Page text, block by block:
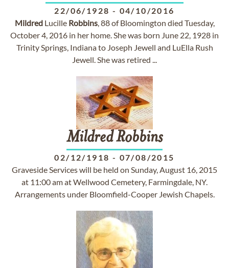
22/06/1928 - 04/10/2016
MildredLucille Robbins, 88 of Bloomington died Tuesday,
October 4, 2016 in her home. She was born June 22, 1928 in
Trinity Springs, Indiana to Joseph Jewell and LuElla Rush
Jewell. She was retired ...
MildredRobbins
02/12/1918 - 07/08/2015
Graveside Services will be held on Sunday, August 16, 2015
at 11:00 am at Wellwood Cemetery, Farmingdale, NY.
Arrangements under Bloomfield-Cooper Jewish Chapels.